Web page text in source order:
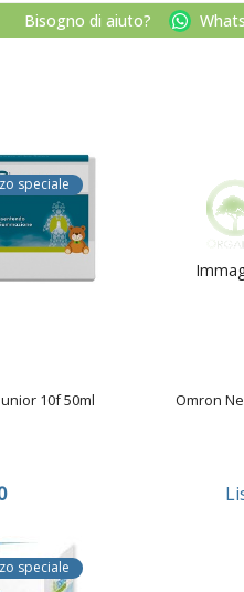
Bisogno di aiuto?
speciale
10f 50ml Omron
speciale